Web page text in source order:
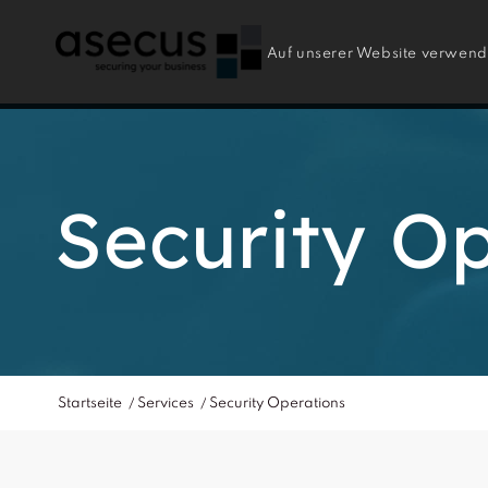
Security
Startseite / Services / Security Operations
Auf unserer Website